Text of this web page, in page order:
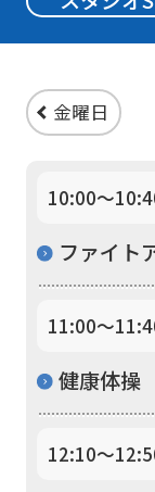
金曜日
10:00〜
ファイト
11:00〜
健康体操
12:10〜